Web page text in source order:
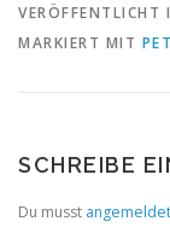
VERÖFFENTLICHT
MARKIERT MIT
SCHREIBE
Du musst angemeldet